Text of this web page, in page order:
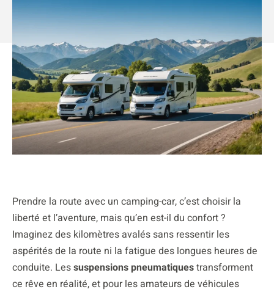
Prendre la route avec un camping-car, c’est choisir la
liberté et l’aventure, mais qu’en est-il du confort ?
Imaginez des kilomètres avalés sans ressentir les
aspérités de la route ni la fatigue des longues heures de
conduite. Lessuspensions pneumatiquestransforment
ce rêve en réalité, et pour les amateurs de véhicules